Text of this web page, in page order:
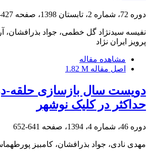
دوره 72، شماره 2، تابستان 1398، صفحه 427-442
نفیسه سیدنژاد گل خطمی، جواد بذرافشان،
پرویز ایران نژاد
مشاهده مقاله
اصل مقاله 1.82 M
دویست سال بازسازی حلقه-
حداکثر در کلیک نوشهر
دوره 46، شماره 4، 1394، صفحه 641-652
مهدی نادی، جواد بذرافشان، کامبیز